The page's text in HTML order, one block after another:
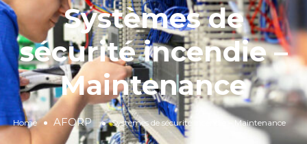
Systèmes de
sécurité incendie –
Maintenance
Home AFORP Systèmes de sécurité incendie – Maintenance